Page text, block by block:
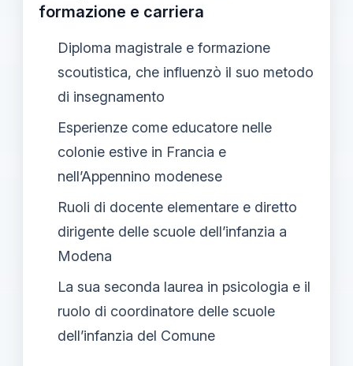
formazione e carriera
Diploma magistrale e formazione
scoutistica, che influenzò il suo metodo
di insegnamento
Esperienze come educatore nelle
colonie estive in Francia e
nell’Appennino modenese
Ruoli di docente elementare e diretto
dirigente delle scuole dell’infanzia a
Modena
La sua seconda laurea in psicologia e il
ruolo di coordinatore delle scuole
dell’infanzia del Comune